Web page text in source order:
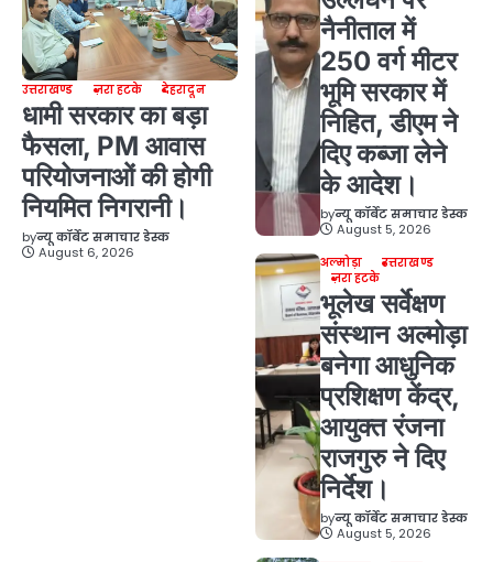
उत्तराखण्ड ज़रा हटके देहरादून
धामी सरकार का बड़ा
फैसला, PM आवास
परियोजनाओं की होगी
नियमित निगरानी।
byन्यू कॉर्बेट समाचार डेस्क
August 6, 2026
नैनीताल में
250 वर्ग मीटर
भूमि सरकार में
निहित, डीएम ने
दिए कब्जा लेने
के आदेश।
byन्यू कॉर्बेट समाचार डेस्क
August 5, 2026
अल्मोड़ा
उत्तराखण्ड
ज़रा हटके
भूलेख सर्वेक्षण
संस्थान अल्मोड़ा
बनेगा आधुनिक
प्रशिक्षण केंद्र,
आयुक्त रंजना
राजगुरु ने दिए
निर्देश।
byन्यू कॉर्बेट समाचार डेस्क
August 5, 2026